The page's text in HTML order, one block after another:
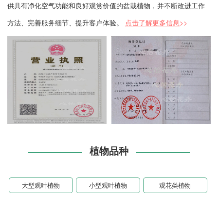
供具有净化空气功能和良好观赏价值的盆栽植物，并不断改进工作
方法、完善服务细节、提升客户体验。 点击了解更多信息>>
植物品种
大型观叶植物 小型观叶植物 观花类植物